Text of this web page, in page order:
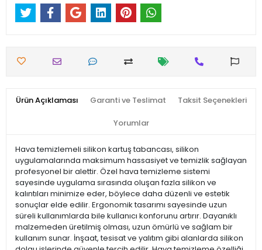
Ürün Açıklaması Garanti ve Teslimat Taksit Seçenekleri
Yorumlar
Hava temizlemeli silikon kartuş tabancası, silikon
uygulamalarında maksimum hassasiyet ve temizlik sağlayan
profesyonel bir alettir. Özel hava temizleme sistemi
sayesinde uygulama sırasında oluşan fazla silikon ve
kalıntıları minimize eder, böylece daha düzenli ve estetik
sonuçlar elde edilir. Ergonomik tasarımı sayesinde uzun
süreli kullanımlarda bile kullanıcı konforunu artırır. Dayanıklı
malzemeden üretilmiş olması, uzun ömürlü ve sağlam bir
kullanım sunar. İnşaat, tesisat ve yalıtım gibi alanlarda silikon